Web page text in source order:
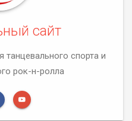
сайт
спорта и
рок-н-ролла